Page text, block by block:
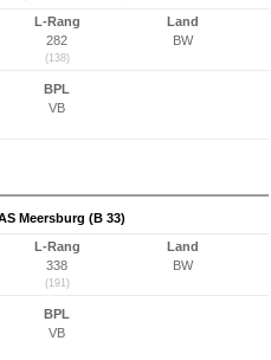
L-Rang
282
(138)
Land
BW
BPL
VB
Meersburg (B 33)
L-Rang
338
(191)
Land
BW
BPL
VB